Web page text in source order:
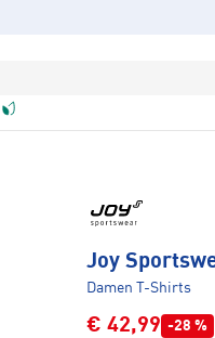
Joy
Damen T-Shirts
€ 42,99 -28 %